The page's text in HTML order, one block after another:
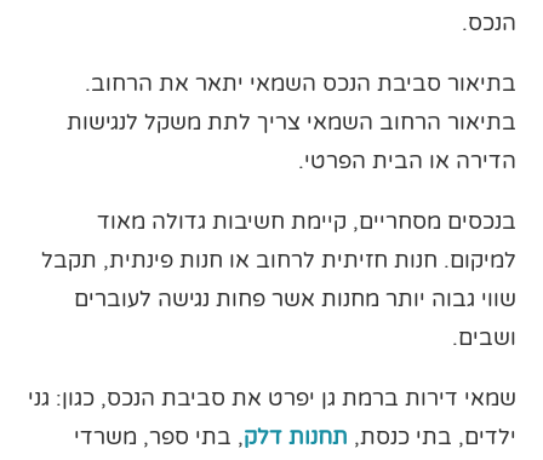
הנכס.
בתיאור סביבת הנכס השמאי יתאר את הרחוב.
בתיאור הרחוב השמאי צריך לתת משקל לנגישות
הדירה או הבית הפרטי.
בנכסים מסחריים, קיימת חשיבות גדולה מאוד
למיקום. חנות חזיתית לרחוב או חנות פינתית, תקבל
שווי גבוה יותר מחנות אשר פחות נגישה לעוברים
ושבים.
שמאי דירות ברמת גן יפרט את סביבת הנכס, כגון: גני
ילדים, בתי כנסת, תחנות דלק, בתי ספר, משרדי